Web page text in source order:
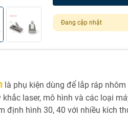
Đang cập nhật
là phụ kiện dùng để lắp ráp
laser, mô hình và các loại
định hình 30, 40 với nhiều kích